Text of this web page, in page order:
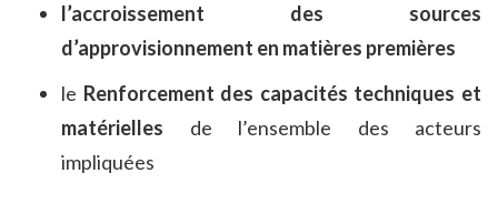
l’accroissement des sources
d’approvisionnement en matières premières
le Renforcement des capacités techniques et
matérielles de l’ensemble des acteurs
impliquées